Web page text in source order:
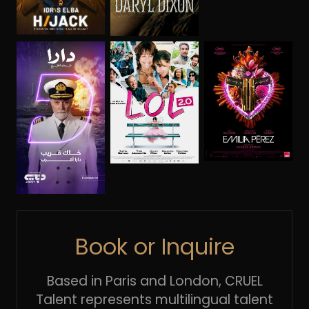
Book or Inquire
Based in Paris and London, CRUEL
Talent represents multilingual talent